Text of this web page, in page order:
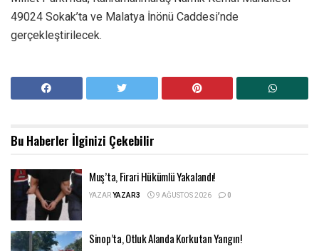
49024 Sokak’ta ve Malatya İnönü Caddesi’nde
gerçekleştirilecek.
Bu Haberler İlginizi Çekebilir
Muş’ta, Firari Hükümlü Yakalandı!
YAZARYAZAR3 9 AĞUSTOS 2026 0
Sinop’ta, Otluk Alanda Korkutan Yangın!